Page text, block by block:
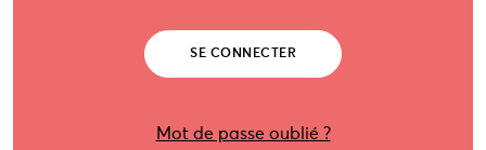
Mot de passe oublié ?